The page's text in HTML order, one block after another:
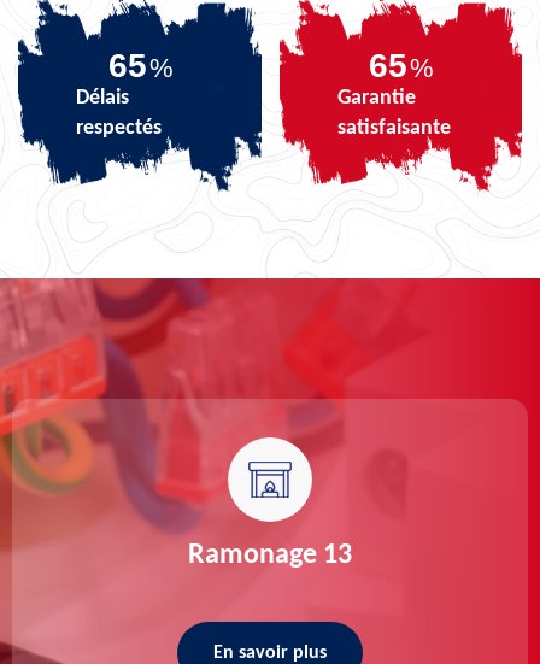
79%
Délais
respectés
79%
Garantie
satisfaisante
Ramonage 13
En savoir plus